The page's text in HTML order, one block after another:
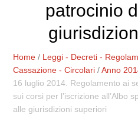
patrocinio
Home / Leggi - Decreti -
Cassazione - Circolari /Anno
16 luglio 2014. Regolamento ai
sui corsi per l’iscrizione all’Albo
alle giurisdizioni superiori